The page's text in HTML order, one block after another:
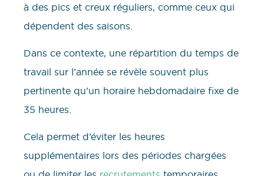
à des pics et creux réguliers, comme ceux qui
dépendent des saisons.
Dans ce contexte, une répartition du temps de
travail sur l’année se révèle souvent plus
pertinente qu’un horaire hebdomadaire fixe de
35 heures.
Cela permet d’éviter les heures
supplémentaires lors des périodes chargées